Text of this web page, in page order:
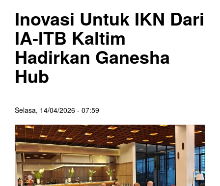
Inovasi Untuk IKN Dari
IA-ITB Kaltim
Hadirkan Ganesha
Hub
Selasa, 14/04/2026 - 07:59